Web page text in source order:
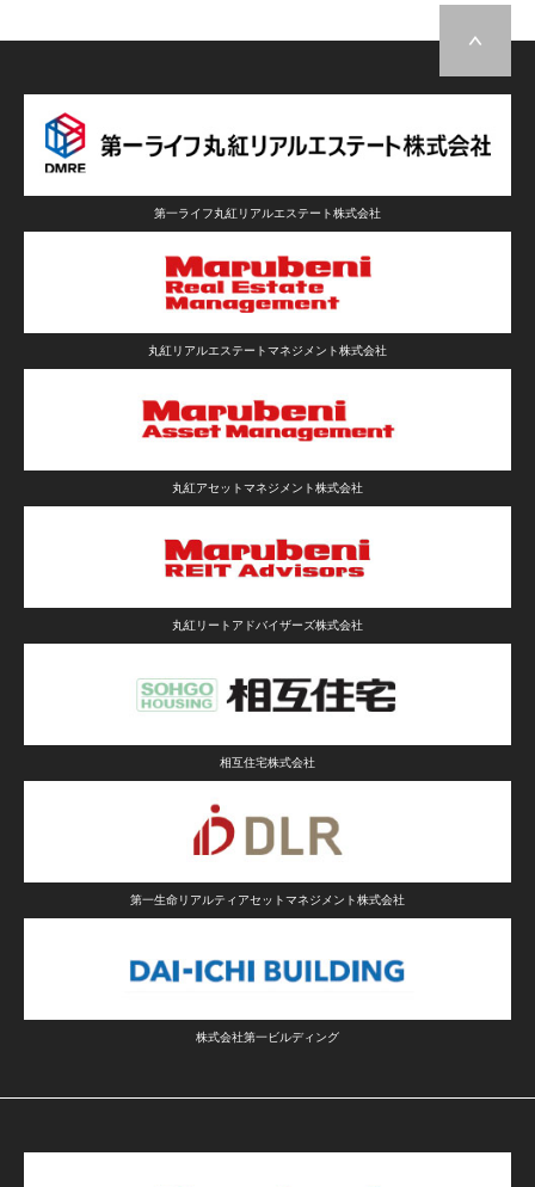
第一ライフ丸紅リアルエステート株式会社
丸紅リアルエステートマネジメント株式会社
丸紅アセットマネジメント株式会社
丸紅リートアドバイザーズ株式会社
相互住宅株式会社
第一生命リアルティアセットマネジメント株式会社
株式会社第一ビルディング